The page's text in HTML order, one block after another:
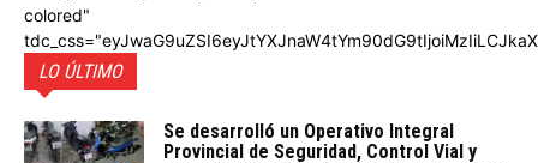
colored"
LO ÚLTIMO
Se desarrolló un Operativo Integral
Provincial de Seguridad, Control Vial y